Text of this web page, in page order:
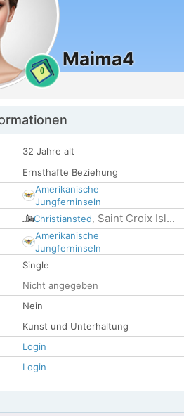
0
Maima4
32 Jahre alt
Ernsthafte Beziehung
Amerikanische
Jungferninseln
Christiansted, Saint Croix Isl...
Amerikanische
Jungferninseln
Single
Nicht angegeben
Nein
Kunst und Unterhaltung
Login
Login